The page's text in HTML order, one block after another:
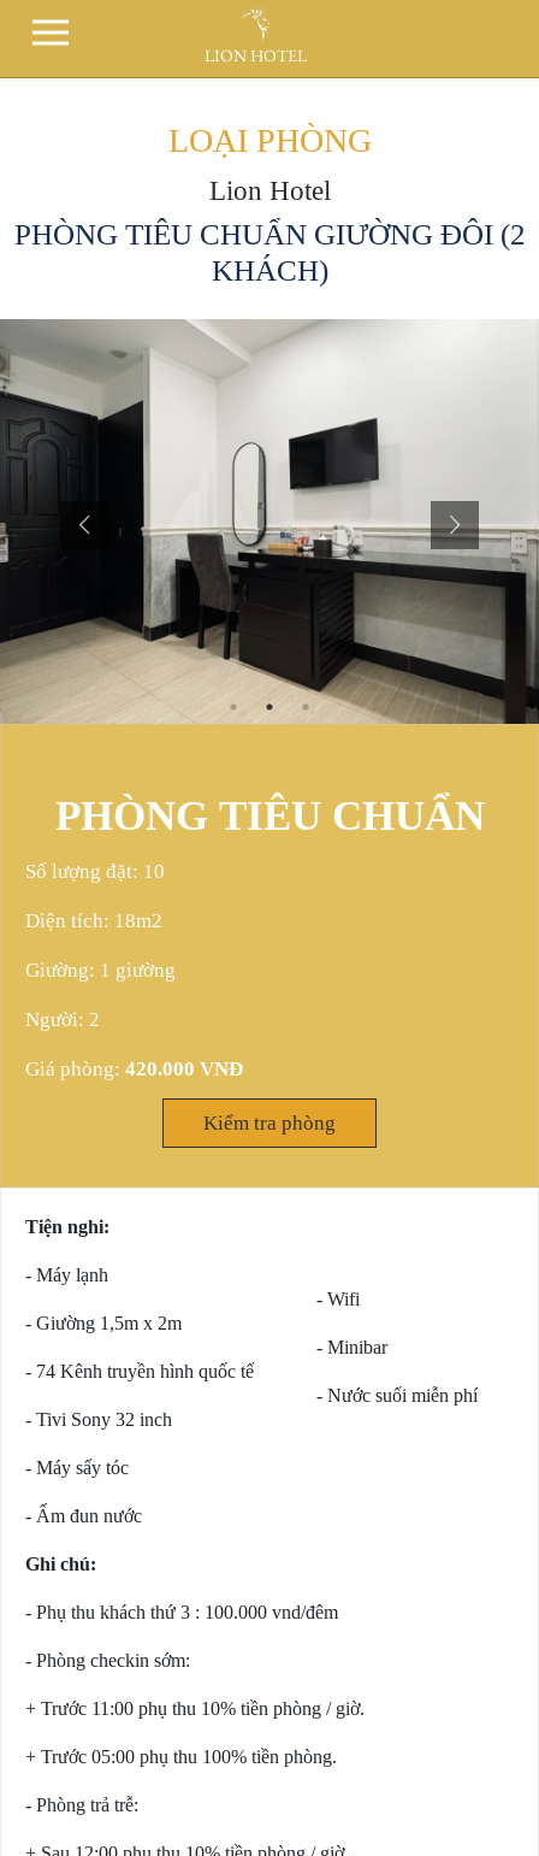
LION HOTEL
LOẠI PHÒNG
Lion Hotel
PHÒNG TIÊU CHUẨN GIƯỜNG ĐÔI (2
KHÁCH)
PHÒNG TIÊU CHUẨN
GIƯỜNG ĐÔI (2
Số lượng đặt: 10
Diện tích: 18m2
Giường: 1 giường
Người: 2
Giá phòng: 420.000 VNĐ
Kiểm tra phòng
Tiện nghi:
- Máy lạnh
- Giường 1,5m x 2m
- 74 Kênh truyền hình quốc tế
- Tivi Sony 32 inch
- Máy sấy tóc
- Ấm đun nước
- Wifi
- Minibar
- Nước suối miễn phí
Ghi chú:
- Phụ thu khách thứ 3 : 100.000 vnd/đêm
- Phòng checkin sớm:
+ Trước 11:00 phụ thu 10% tiền phòng / giờ.
+ Trước 05:00 phụ thu 100% tiền phòng.
- Phòng trả trễ: